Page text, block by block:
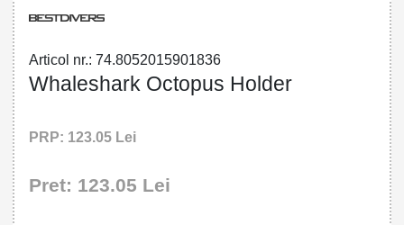
Articol nr.: 74.8052015901836
Whaleshark Octopus Holder
PRP: 123.05 Lei
Pret: 123.05 Lei